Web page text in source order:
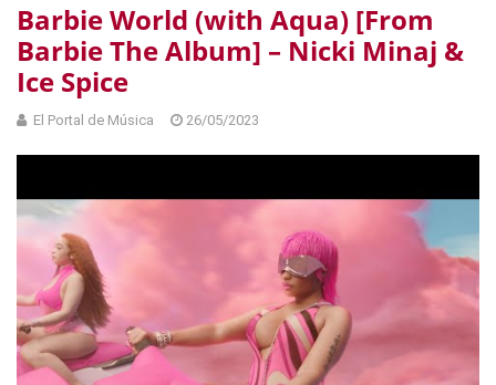
Barbie World (with Aqua) [From
Barbie The Album] – Nicki Minaj &
Ice Spice
El Portal de Música 26/05/2023